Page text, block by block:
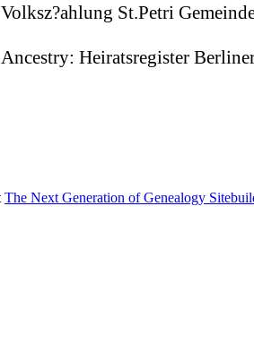
Volksz?ahlung St.Petri
Ancestry: Heiratsregister
The Next Generation of Genealogy